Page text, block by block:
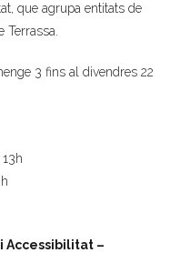
que agrupa entitats de
Terrassa.
3 fins al divendres 22
Accessibilitat –